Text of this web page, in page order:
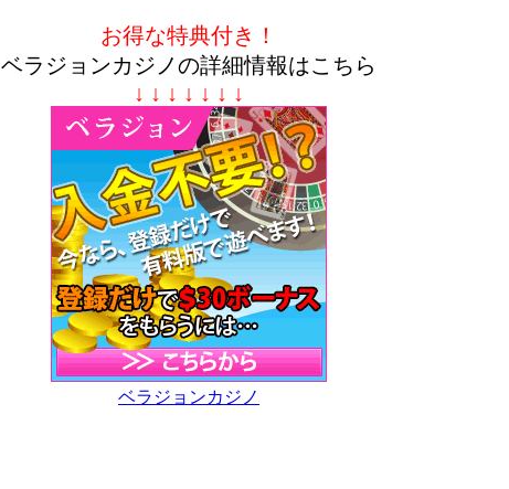
お得な特典付き！
ベラジョンカジノの詳細情報はこちら
↓ ↓ ↓ ↓ ↓ ↓ ↓
ベラジョンカジノ